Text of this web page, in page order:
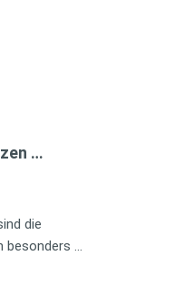
…
die
…